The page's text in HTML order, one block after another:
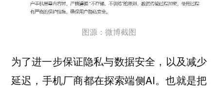
图源：微博截图
为了进一步保证隐私与数据安全，以及减少
延迟，手机厂商都在探索端侧AI。也就是把